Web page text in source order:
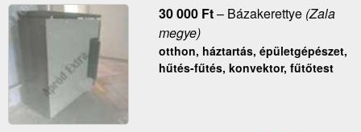
30 000 Ft– Bázakerettye(Zala
megye)
otthon, háztartás, épületgépészet,
hűtés-fűtés, konvektor, fűtőtest